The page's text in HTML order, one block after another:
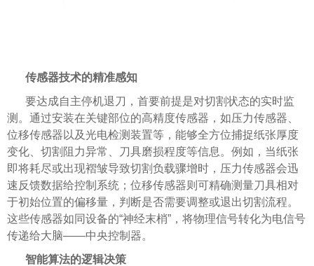
传感器技术的精准感知
要达成自主停机退刀，首要前提是对切割状态的实时监
测。通过安装在关键部位的高精度传感器，如压力传感器、
位移传感器以及光电检测装置等，能够全方位捕捉纸张厚度
变化、切割阻力异常、刀具磨损程度等信息。例如，当纸张
即将耗尽或出现褶皱导致切割负载骤增时，压力传感器会迅
速反馈数据给控制系统；位移传感器则可精确测量刀具相对
于初始位置的偏移量，判断是否需要调整或退出切割流程。
这些传感器如同设备的“神经末梢”，将物理信号转化为电信号
传递给大脑——中央控制器。
智能算法的逻辑决策